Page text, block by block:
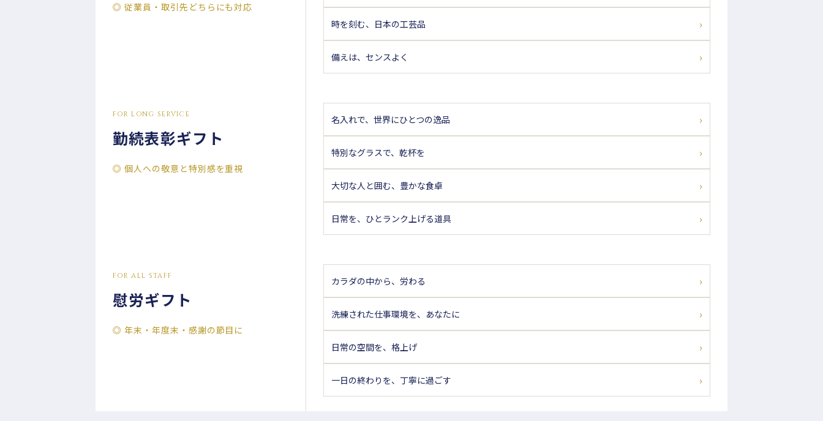
◎ 従業員・取引先どちらにも対応
時を刻む、日本の工芸品
備えは、センスよく
FOR LONG SERVICE
勤続表彰ギフト
◎ 個人への敬意と特別感を重視
名入れで、世界にひとつの逸品
特別なグラスで、乾杯を
大切な人と囲む、豊かな食卓
日常を、ひとランク上げる道具
FOR ALL STAFF
慰労ギフト
◎ 年末・年度末・感謝の節目に
カラダの中から、労わる
洗練された仕事環境を、あなたに
日常の空間を、格上げ
一日の終わりを、丁寧に過ごす